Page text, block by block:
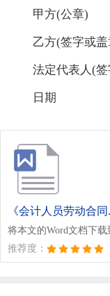
甲方(公章)
乙方(签字或盖
法定代表人(
日期
《会计人员劳动合同
将本文的Word文档下
推荐度：